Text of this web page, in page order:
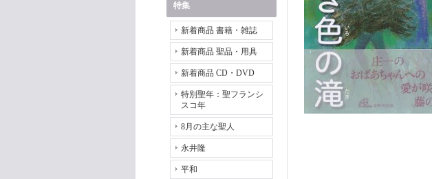
特集
新着商品 書籍・雑誌
新着商品 聖品・用具
新着商品 CD・DVD
特別聖年：聖フランシ
スコ年
8月の主な聖人
永井隆
平和